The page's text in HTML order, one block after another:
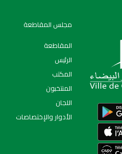
مجلس المقاطعة
المقاطعة
الرئيس
المكتب
المنتخبون
اﻟﻠﺠﺎن
الأدوار والإختصاصات